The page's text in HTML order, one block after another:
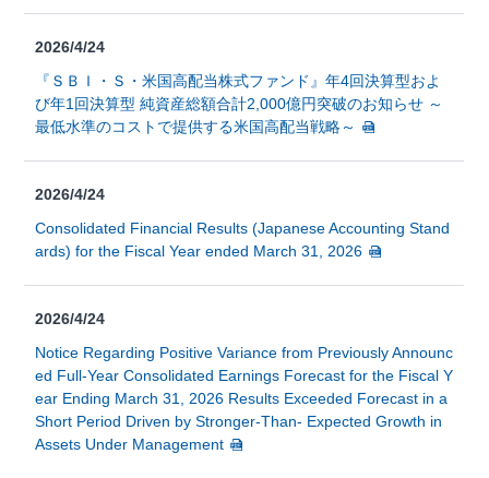
2026/4/24
『ＳＢＩ・Ｓ・米国高配当株式ファンド』年4回決算型およ
び年1回決算型 純資産総額合計2,000億円突破のお知らせ ～
最低水準のコストで提供する米国高配当戦略～
2026/4/24
Consolidated Financial Results (Japanese Accounting Stand
ards) for the Fiscal Year ended March 31, 2026
2026/4/24
Notice Regarding Positive Variance from Previously Announc
ed Full-Year Consolidated Earnings Forecast for the Fiscal Y
ear Ending March 31, 2026 Results Exceeded Forecast in a
Short Period Driven by Stronger-Than- Expected Growth in
Assets Under Management